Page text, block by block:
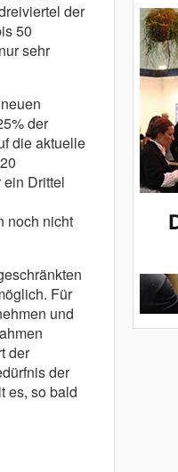
der
50
sehr
der
die aktuelle
Drittel
noch nicht
Für
und
der
der
es, so bald